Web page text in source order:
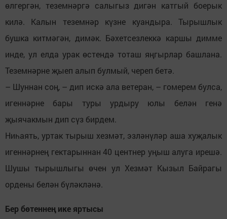
өлгергән, теземнәргә салыгыз дигән катгый боерык
килә. Калын теземнәр күзне куандыра. Тырышлык
бушка китмәгән, димәк. Бәхетсезлеккә каршы димме
инде, ул елда урак өстендә тоташ яңгырлар башлана.
Теземнәрне җыеп алып булмый, череп бетә.
– Шуннан соң, – дип искә ала ветеран, – гомерем булса,
игеннәрне бары туры урдыру юлы белән генә
җыячакмын дип сүз бирдем.
Ниһаять, уртак тырыш хезмәт, эзләнүләр аша хуҗалык
игеннәрнең гектарыннан 40 центнер уңыш алуга ирешә.
Шушы тырышлыгы өчен ул Хезмәт Кызыл Байрагы
ордены белән бүләкләнә.
Бер бөтеннең ике яртысы